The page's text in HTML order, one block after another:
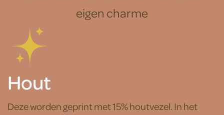
eigen charme
Hout
Deze worden geprint met 15% houtvezel. In het